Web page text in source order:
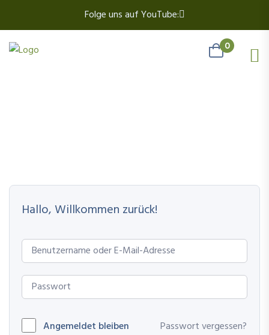
Folge uns auf YouTube:
0
Hallo, Willkommen zurück!
Angemeldet bleiben Passwort vergessen?